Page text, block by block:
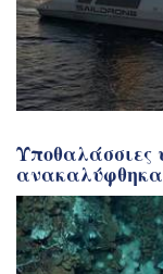
Υποθαλάσσιες